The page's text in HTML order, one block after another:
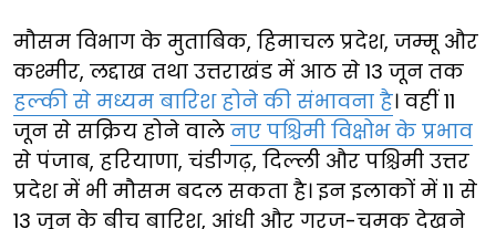
मौसम विभाग के मुताबिक, हिमाचल प्रदेश, जम्मू और
कश्मीर, लद्दाख तथा उत्तराखंड में आठ से 13 जून तक
हल्की से मध्यम बारिश होने की संभावना है। वहीं 11
जून से सक्रिय होने वाले नए पश्चिमी विक्षोभ के प्रभाव
से पंजाब, हरियाणा, चंडीगढ़, दिल्ली और पश्चिमी उत्तर
प्रदेश में भी मौसम बदल सकता है। इन इलाकों में 11 से
13 जून के बीच बारिश, आंधी और गरज-चमक देखने